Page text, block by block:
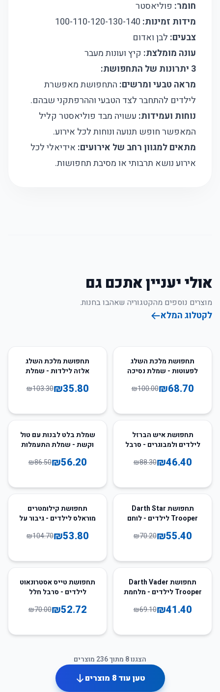
חומר: פוליאסטר
מידות זמינות:
צבעים: לבן ואדום
עונה מומלצת: קיץ ועונות מעבר
3 יתרונות של התחפושת:
מראה טבעי ומרשים: התחפושת מאפשרת
לילדים להתחבר לצד הטבעי וההרפתקני שבהם.
נוחות ועמידות: עשויה מבד פוליאסטר קליל
המאפשר חופש תנועה ונוחות לכל אירוע.
מתאים למגוון רחב של אירועים: אידיאלי לכל
אירוע נושא תרבותי או מסיבת תחפושות.
אולי יעניין אתכם גם
מוצרים נוספים מהקטגוריה שאהבו בחנות.
לקטלוג המלא
31תחפושת מלכת השלג
לפעוטות - שמלת נסיכה
₪68.70
₪100.00
65תחפושת מלכת השלג
אלזה לילדות - שמלת
₪35.80
₪103.30
47תחפושת איש הברזל
לילדים ולמבוגרים - סרבל
₪46.40
₪88.30
35%שמלת בלט לבנות עם טול
וקשת - שמלת התעמלות
₪56.20
₪86.50
21
תחפושת Darth Star
Trooper לילדים - לוחם
₪55.40
₪70.20
תחפושת קילומטרים
מוראלס לילדים - גיבור על
₪53.80
₪104.70
40
תחפושת Darth Vader
Trooper לילדים - מלחמת
₪41.40
₪69.10
25%תחפושת טייס אסטרונאוט
לילדים - סרבל חלל
₪52.72
₪70.00
הצגנו8 מתוך236 מוצרים
טען עוד8 מוצרים